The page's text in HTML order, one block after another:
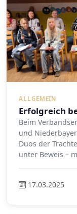
ALLGEMEIN
Erfolgreich
Beim
und
Duos der
unter Beweis –
17.03.2025